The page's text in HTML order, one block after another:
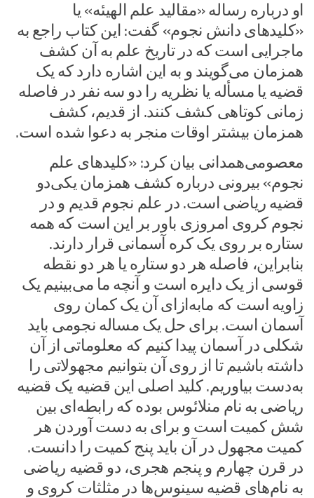
او درباره‌ رساله‌ «مقالید علم الهیئه» یا
«کلیدهای دانش نجوم» گفت: این کتاب راجع به
ماجرایی است که در تاریخ علم به آن کشف
همزمان می‌گویند و به این اشاره دارد که یک
قضیه یا مسأله یا نظریه را دو سه نفر در فاصله‌
زمانی کوتاهی کشف کنند. از قدیم، کشف
همزمان بیشتر اوقات منجر به دعوا ‌شده است.‌
معصومی‌همدانی بیان کرد: «کلیدهای علم
نجوم» بیرونی درباره‌ کشف همزمان یکی‌دو
قضیه‌ ریاضی است. در علم نجوم قدیم و در
نجوم کروی امروزی باور بر این است که همه
ستاره بر روی یک کره آسمانی قرار دارند.
بنابراین، فاصله‌ هر دو ستاره یا هر دو نقطه‌
قوسی از یک دایره است و آنچه ما می‌بینیم یک
زاویه است که ما‌به‌ازای آن یک کمان روی
آسمان است. برای حل یک مساله‌ نجومی باید
شکلی در آسمان پیدا کنیم که معلوماتی از آن
داشته باشیم تا از روی آن بتوانیم مجهولاتی را
به‌دست بیاوریم. کلید اصلی این قضیه یک قضیه
ریاضی به نام منلائوس بوده که رابطه‌ای بین
شش کمیت است و برای به دست آوردن هر
کمیت مجهول در آن باید پنج کمیت را دانست.
در قرن چهارم و پنجم هجری، دو قضیه‌ ریاضی
به نام‌های قضیه‌ سینوس‌ها در مثلثات کروی و